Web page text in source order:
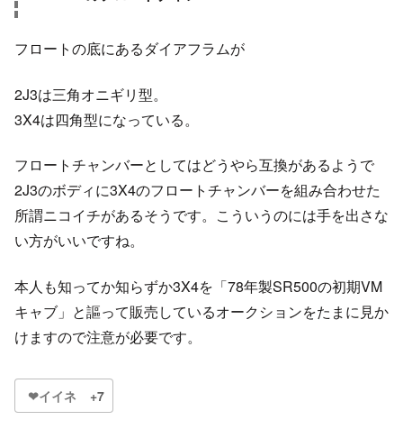
フロートの底にあるダイアフラムが
2J3は三角オニギリ型。
3X4は四角型になっている。
フロートチャンバーとしてはどうやら互換があるようで
2J3のボディに3X4のフロートチャンバーを組み合わせた
所謂ニコイチがあるそうです。こういうのには手を出さな
い方がいいですね。
本人も知ってか知らずか3X4を「78年製SR500の初期VM
キャブ」と謳って販売しているオークションをたまに見か
けますので注意が必要です。
❤イイネ +7